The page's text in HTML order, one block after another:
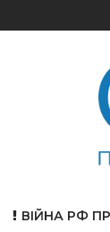
ВІЙНА РФ